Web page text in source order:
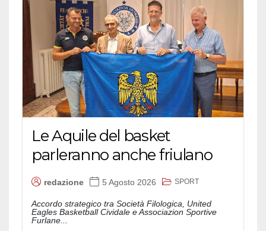
Le Aquile del basket
parleranno anche friulano
redazione 5 Agosto 2026 SPORT
Accordo strategico tra Società Filologica, United
Eagles Basketball Cividale e Associazion Sportive
Furlane...